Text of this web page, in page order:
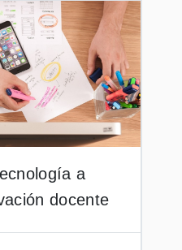
a
docente